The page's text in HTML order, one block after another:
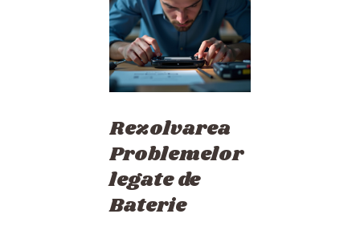
Rezolvarea
Problemelor
legate de
Baterie